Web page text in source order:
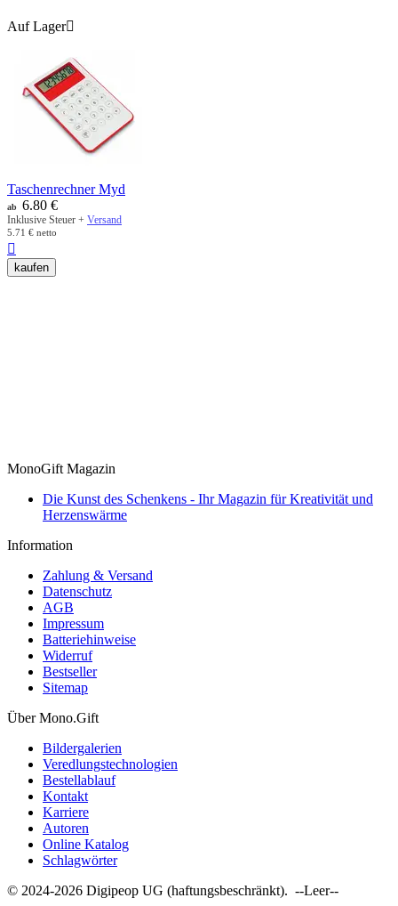
Auf Lager
Taschenrechner Myd
ab 6.80 €
Inklusive Steuer + Versand
5.71 € netto

kaufen
MonoGift Magazin
​Die Kunst des Schenkens - Ihr Magazin für Kreativität und
Herzenswärme
Information
Zahlung & Versand
Datenschutz
AGB
Impressum
Batteriehinweise
Widerruf
Bestseller
Sitemap
Über Mono.Gift
Bildergalerien
Veredlungstechnologien
Bestellablauf
Kontakt
Karriere
Autoren
Online Katalog
Schlagwörter
© 2024-2026 Digipeop UG (haftungsbeschränkt). --Leer--